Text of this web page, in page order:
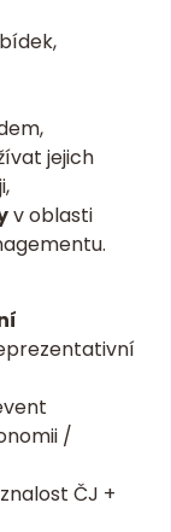
jejich
v oblasti
/
ČJ +